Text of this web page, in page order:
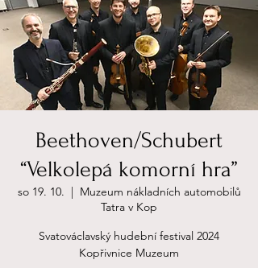
Beethoven/Schubert
“Velkolepá komorní hra”
so 19. 10.
  |
Muzeum nákladních automobilů
Tatra v Kop
Svatováclavský hudební festival 2024
Kopřivnice Muzeum